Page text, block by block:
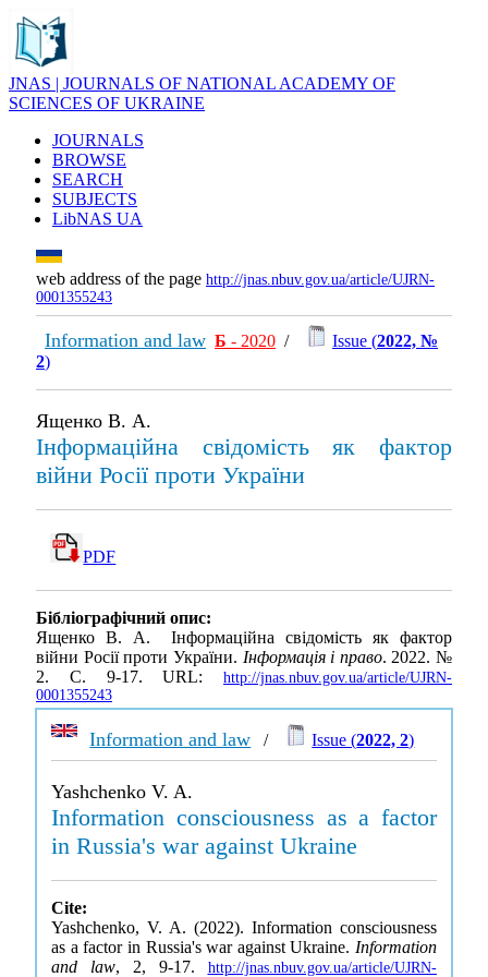
JNAS | JOURNALS OF NATIONAL ACADEMY OF
SCIENCES OF UKRAINE
JOURNALS
BROWSE
SEARCH
SUBJECTS
LibNAS UA
web address of the page http://jnas.nbuv.gov.ua/article/UJRN-
0001355243
Information and law Б - 2020 / Issue (2022, №
2)
Ященко В. А.
Інформаційна свідомість як фактор
війни Росії проти України
PDF
Бібліографічний опис:
Ященко В. А. Інформаційна свідомість як фактор
війни Росії проти України. Інформація і право. 2022. №
2. С. 9-17. URL: http://jnas.nbuv.gov.ua/article/UJRN-
0001355243
Information and law / Issue (2022, 2)
Yashchenko V. A.
Information consciousness as a factor
in Russia's war against Ukraine
Cite:
Yashchenko, V. A. (2022). Information consciousness
as a factor in Russia's war against Ukraine. Information
and law, 2, 9-17. http://jnas.nbuv.gov.ua/article/UJRN-